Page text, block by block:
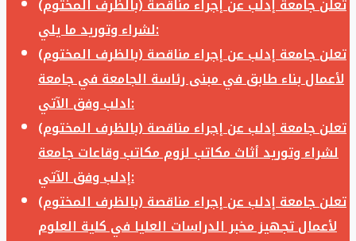
تعلن جامعة إدلب عن إجراء مناقصة (بالظرف المختوم)
لشراء وتوريد ما يلي:
تعلن جامعة إدلب عن إجراء مناقصة (بالظرف المختوم)
لأعمال بناء طابق في مبنى رئاسة الجامعة في جامعة
ادلب وفق الآتي:
تعلن جامعة إدلب عن إجراء مناقصة (بالظرف المختوم)
لشراء وتوريد أثاث مكاتب لزوم مكاتب وقاعات جامعة
إدلب وفق الآتي:
تعلن جامعة إدلب عن إجراء مناقصة (بالظرف المختوم)
لأعمال تجهيز مخبر الدراسات العليا في كلية العلوم